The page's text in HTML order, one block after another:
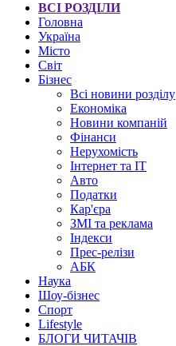
ВСІ РОЗДІЛИ
Головна
Україна
Місто
Світ
Бізнес
Всі новини розділу
Економіка
Новини компаній
Фінанси
Нерухомість
Інтернет та IT
Авто
Податки
Кар'єра
ЗМІ та реклама
Індекси
Прес-релізи
АБК
Наука
Шоу-бізнес
Спорт
Lifestyle
БЛОГИ ЧИТАЧІВ